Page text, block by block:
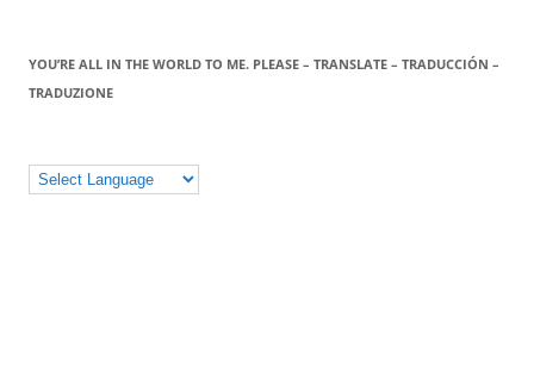
YOU’RE ALL IN THE WORLD TO ME. PLEASE – TRANSLATE – TRADUCCIÓN –
TRADUZIONE